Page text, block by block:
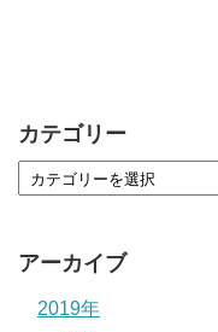
カテゴリー
アーカイブ
2019年